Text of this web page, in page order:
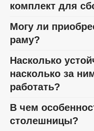
комплект для
Могу ли
раму?
Насколько
насколько за
работать?
В чем
столешницы?